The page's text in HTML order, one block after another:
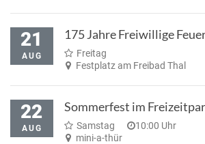
21
AUG
175 Jahre Freiwillige
Freitag
Festplatz am Freibad Thal
22
AUG
Sommerfest im
Samstag
10:00 Uhr
mini-a-thür